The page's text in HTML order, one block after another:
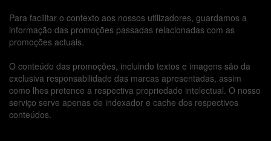
Para facilitar o contexto aos nossos utilizadores, guardamos a
informação das promoções passadas relacionadas com as
promoções actuais.
O conteúdo das promoções, incluindo textos e imagens são da
exclusiva responsabilidade das marcas apresentadas, assim
como lhes pretence a respectiva propriedade intelectual. O nosso
serviço serve apenas de indexador e cache dos respectivos
conteúdos.